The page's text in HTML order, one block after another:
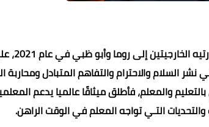
حرص الدكتور
السلام والاحترام والتفاهم المتبادل ومحاربة
والمعلم، فأطلق ميثاقًا عالميا يدعم
‏التـي ‏تواجه المعلم في الوقت الراهن.